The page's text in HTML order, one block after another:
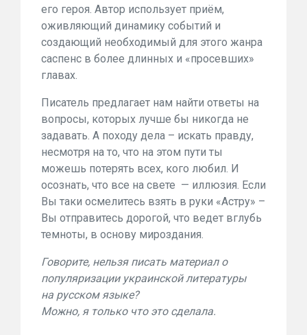
его героя. Автор использует приём,
оживляющий динамику событий и
создающий необходимый для этого жанра
саспенс в более длинных и «просевших»
главах.
Писатель предлагает нам найти ответы на
вопросы, которых лучше бы никогда не
задавать. А походу дела – искать правду,
несмотря на то, что на этом пути ты
можешь потерять всех, кого любил. И
осознать, что все на свете — иллюзия. Если
Вы таки осмелитесь взять в руки «Астру» –
Вы отправитесь дорогой, что ведет вглубь
темноты, в основу мироздания.
Говорите, нельзя писать материал о
популяризации украинской литературы
на русском языке?
Можно, я только что это сделала.